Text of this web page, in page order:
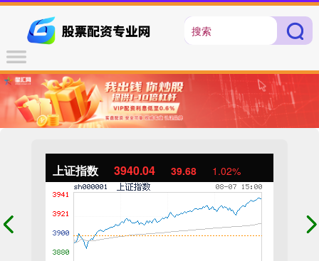
上证指数 3940.04 39.68 1.02%